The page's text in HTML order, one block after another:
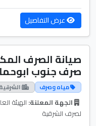
عرض التفاصيل
صيانة الصرف
صرف جنوب
مياه وصرف الشرقية
الجهة المعلنة: الهيئة
لصرف الشرقية